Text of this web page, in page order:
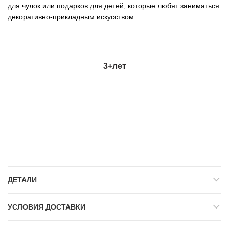
для чулок или подарков для детей, которые любят заниматься
декоративно-прикладным искусством.
3+лет
ДЕТАЛИ
УСЛОВИЯ ДОСТАВКИ